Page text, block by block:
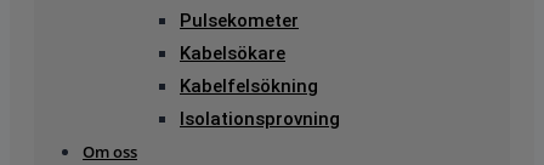
Pulsekometer
Kabelsökare
Kabelfelsökning
Isolationsprovning
Om oss